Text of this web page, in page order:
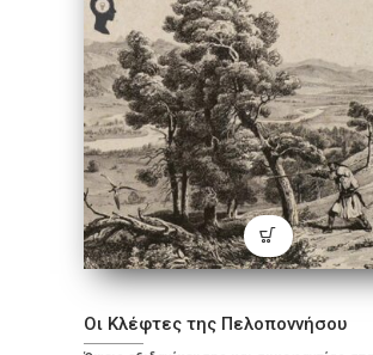
Οι Κλέφτες της Πελοποννήσου